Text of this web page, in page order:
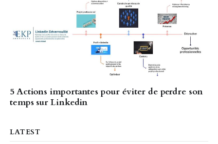
5 Actions importantes pour éviter de perdre son
temps sur Linkedin
LATEST